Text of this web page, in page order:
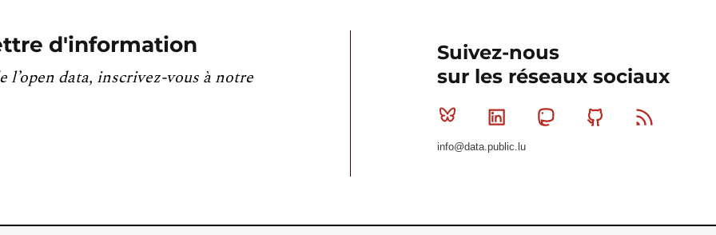
d'information
l’open data, inscrivez-vous à notre
Suivez-nous
sur les réseaux sociaux
Bluesky Linkedin MastodonGithub
info@data.public.lu